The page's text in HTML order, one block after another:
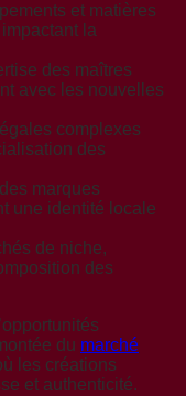
et matières
la
des maîtres
avec les nouvelles
complexes
des
marques
une identité locale
de niche,
des
du marché
les créations
et authenticité.